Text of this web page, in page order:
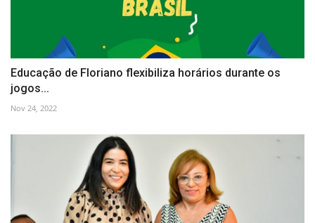
Educação de Floriano flexibiliza horários durante os
jogos...
Nov 24, 2022